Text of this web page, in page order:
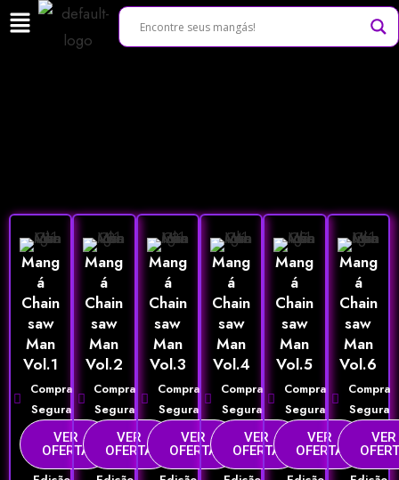
Mang
á
Chain
saw
Man
Vol.1
Compra
Segura
VER
OFERTA
Mang
á
Chain
saw
Man
Vol.2
Compra
Segura
VER
OFERTA
Mang
á
Chain
saw
Man
Vol.3
Compra
Segura
VER
OFERTA
Mang
á
Chain
saw
Man
Vol.4
Compra
Segura
VER
OFERTA
Mang
á
Chain
saw
Man
Vol.5
Compra
Segura
VER
OFERTA
Mang
á
Chain
saw
Man
Vol.6
Compra
Segura
VER